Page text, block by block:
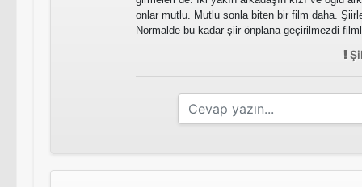
onlar mutlu. Mutlu sonla biten bir film daha.
Normalde bu kadar şiir önplana geçirilmezdi